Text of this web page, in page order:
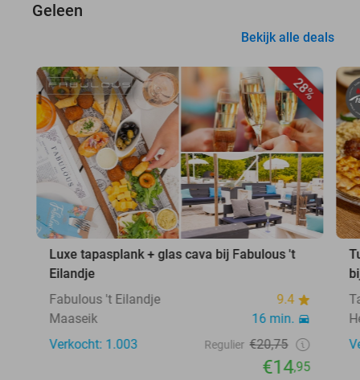
Geleen
Bekijk alle deals
28%
Luxe tapasplank + glas cava bij Fabulous 't
Eilandje
Fabulous 't Eilandje
9.4
Maaseik
16 min.
Verkocht: 1.003
Regulier €20,75
€14,95